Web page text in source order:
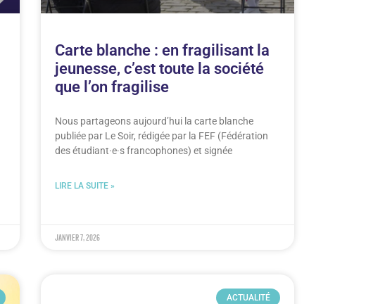
Carte blanche : en fragilisant la
jeunesse, c’est toute la société
que l’on fragilise
Nous partageons aujourd’hui la carte blanche
publiée par Le Soir, rédigée par la FEF (Fédération
des étudiant·e·s francophones) et signée
LIRE LA SUITE »
janvier 7, 2026
ACTUALITÉ